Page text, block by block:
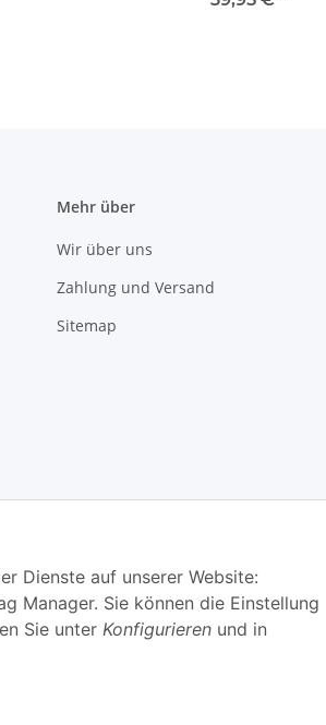
Dienste auf unserer Website:
Manager. Sie können die Einstellung
Sie unter Konfigurieren und in
Mehr über
Wir über uns
Zahlung und Versand
Sitemap